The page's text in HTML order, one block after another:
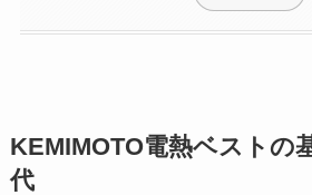
KEMIMOTO電熱ベストの
代